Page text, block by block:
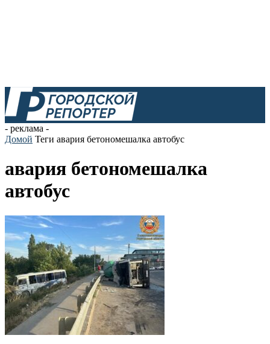
- реклама -
Домой Теги авария бетономешалка автобус
авария бетономешалка
автобус